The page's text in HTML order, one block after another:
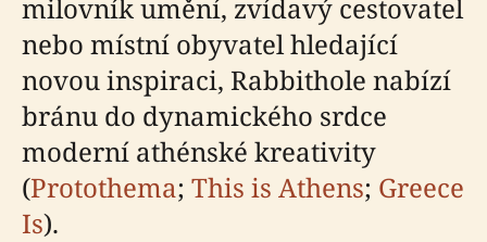
milovník umění, zvídavý cestovatel
nebo místní obyvatel hledající
novou inspiraci, Rabbithole nabízí
bránu do dynamického srdce
moderní athénské kreativity
(Protothema; This is Athens; Greece
Is).